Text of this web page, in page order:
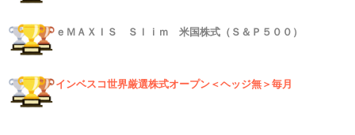
ｅＭＡＸＩＳ Ｓｌｉｍ 米国株式（Ｓ＆Ｐ５００）
インベスコ世界厳選株式オープン＜ヘッジ無＞毎月